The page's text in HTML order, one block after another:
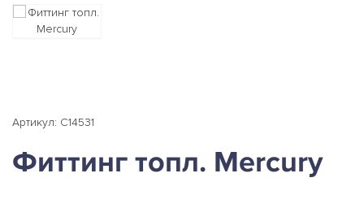
Артикул: C14531
Фиттинг топл. Mercury